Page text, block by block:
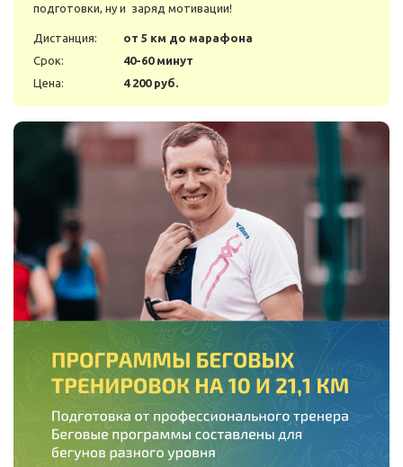
подготовки, ну и заряд мотивации!
Дистанция:
от 5 км до марафона
Срок:
40-60 минут
Цена:
4 200 руб.